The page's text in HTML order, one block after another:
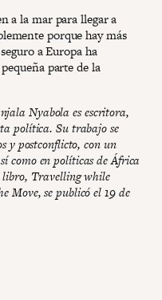
a la mar para llegar a
porque hay más
a Europa ha
parte de la
Nyabola es escritora,
política. Su trabajo se
y postconflicto, con un
como en políticas de África
libro, Travelling while
Move, se publicó el 19 de